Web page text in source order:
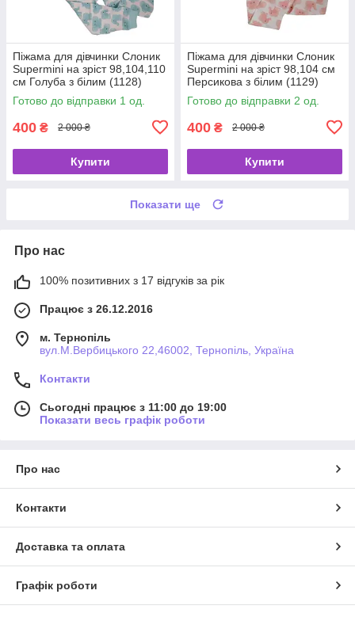
Піжама для дівчинки Слоник
Supermini на зріст 98,104,110
см Голуба з білим (1128)
Готово до відправки 1 од.
400 ₴ 2 000 ₴
Купити
Піжама для дівчинки Слоник
Supermini на зріст 98,104 см
Персикова з білим (1129)
Готово до відправки 2 од.
400 ₴ 2 000 ₴
Купити
Показати ще
Про нас
100% позитивних з 17 відгуків за рік
Працює з 26.12.2016
м. Тернопіль
вул.М.Вербицького 22,46002, Тернопіль, Україна
Контакти
Сьогодні працює з 11:00 до 19:00
Показати весь графік роботи
Про нас
Контакти
Доставка та оплата
Графік роботи